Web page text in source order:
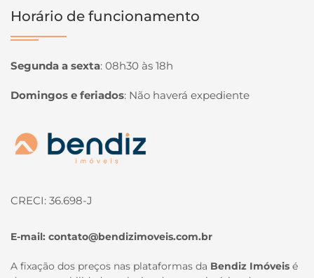
Horário de funcionamento
Segunda a sexta: 08h30 às 18h
Domingos e feriados: Não haverá expediente
Página inicial
CRECI: 36.698-J
E-mail: contato@bendizimoveis.com.br
A fixação dos preços nas plataformas da Bendiz Imóveis é